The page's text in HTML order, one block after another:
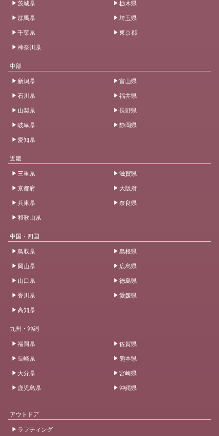
茨城県
栃木県
群馬県
埼玉県
千葉県
東京都
神奈川県
中部
新潟県
富山県
石川県
福井県
山梨県
長野県
岐阜県
静岡県
愛知県
近畿
三重県
滋賀県
京都府
大阪府
兵庫県
奈良県
和歌山県
中国・四国
鳥取県
島根県
岡山県
広島県
山口県
徳島県
香川県
愛媛県
高知県
九州・沖縄
福岡県
佐賀県
長崎県
熊本県
大分県
宮崎県
鹿児島県
沖縄県
アウトドア
ラフティング